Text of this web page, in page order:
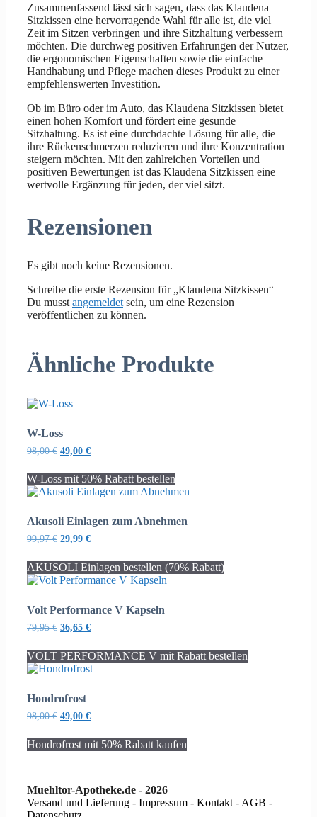
Zusammenfassend lässt sich sagen, dass das Klaudena
Sitzkissen eine hervorragende Wahl für alle ist, die viel
Zeit im Sitzen verbringen und ihre Sitzhaltung verbessern
möchten. Die durchweg positiven Erfahrungen der Nutzer,
die ergonomischen Eigenschaften sowie die einfache
Handhabung und Pflege machen dieses Produkt zu einer
empfehlenswerten Investition.
Ob im Büro oder im Auto, das Klaudena Sitzkissen bietet
einen hohen Komfort und fördert eine gesunde
Sitzhaltung. Es ist eine durchdachte Lösung für alle, die
ihre Rückenschmerzen reduzieren und ihre Konzentration
steigern möchten. Mit den zahlreichen Vorteilen und
positiven Bewertungen ist das Klaudena Sitzkissen eine
wertvolle Ergänzung für jeden, der viel sitzt.
Rezensionen
Es gibt noch keine Rezensionen.
Schreibe die erste Rezension für „Klaudena Sitzkissen“
Du musst angemeldet sein, um eine Rezension
veröffentlichen zu können.
Ähnliche Produkte
W-Loss
98,00€ Ursprünglicher
war:
98,00 €
49,00 €Aktueller
ist:
49,00 €.
W-Loss mit 50% Rabatt bestellen
Akusoli Einlagen zum Abnehmen
99,97€ Ursprünglicher
war:
99,97 €
29,99 €Aktueller
ist:
29,99 €.
AKUSOLI Einlagen bestellen (70% Rabatt)
Volt Performance V Kapseln
79,95€ Ursprünglicher
war:
79,95 €
36,65 €Aktueller
ist:
36,65 €.
VOLT PERFORMANCE V mit Rabatt bestellen
Hondrofrost
98,00€ Ursprünglicher
war:
98,00 €
49,00 €Aktueller
ist:
49,00 €.
Hondrofrost mit 50% Rabatt kaufen
Muehltor-Apotheke.de - 2026
Versand und Lieferung - Impressum - Kontakt - AGB -